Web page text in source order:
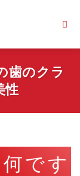
歯のクラ
性
です